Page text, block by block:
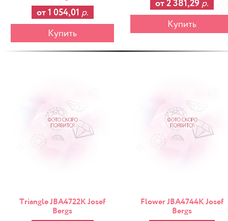
от 1 054,01 р.
Купить
от 2 381,29 р.
Купить
Triangle JBA4722K Josef
Bergs
Flower JBA4744K Josef
Bergs